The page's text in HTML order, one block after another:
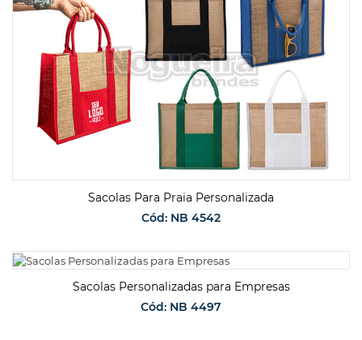
Sacolas Para Praia Personalizada
Cód: NB 4542
SOLICITAR ORÇAMENTO
Sacolas Personalizadas para Empresas
Cód: NB 4497